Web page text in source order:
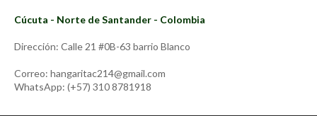
Cúcuta - Norte de Santander - Colombia
Dirección: Calle 21 #0B-63 barrio Blanco
Correo: hangaritac214@gmail.com
WhatsApp: (+57) 310 8781918